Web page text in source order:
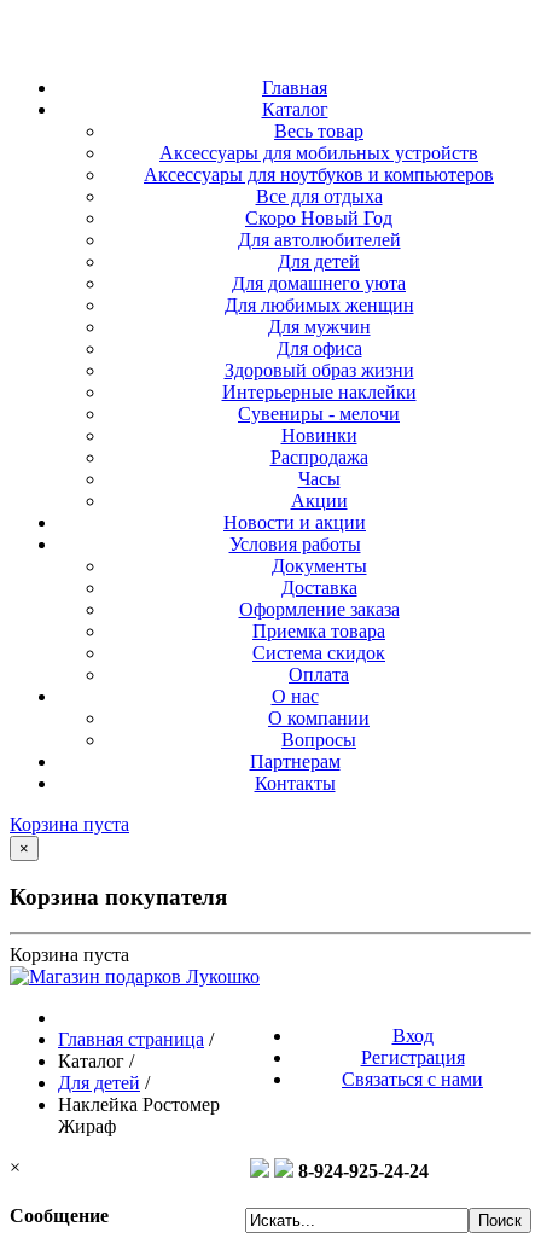
Главная
Каталог
Весь товар
Аксессуары для мобильных устройств
Аксессуары для ноутбуков и компьютеров
Все для отдыха
Скоро Новый Год
Для автолюбителей
Для детей
Для домашнего уюта
Для любимых женщин
Для мужчин
Для офиса
Здоровый образ жизни
Интерьерные наклейки
Сувениры - мелочи
Новинки
Распродажа
Часы
Акции
Новости и акции
Условия работы
Документы
Доставка
Оформление заказа
Приемка товара
Система скидок
Оплата
О нас
О компании
Вопросы
Партнерам
Контакты
Корзина пуста
×
Корзина покупателя
Корзина пуста
Вход
Регистрация
Связаться с нами
8-924-925-24-24
Главная страница /
Каталог /
Для детей /
Наклейка Ростомер
Жираф
×
Сообщение